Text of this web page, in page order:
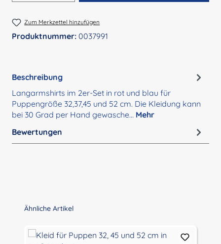
Zum Merkzettel hinzufügen
Produktnummer: 0037991
Beschreibung
Langarmshirts im 2er-Set in rot und blau für
Puppengröße 32,37,45 und 52 cm. Die Kleidung kann
bei 30 Grad per Hand gewasche… Mehr
Bewertungen
Produktgalerie überspringen
Ähnliche Artikel